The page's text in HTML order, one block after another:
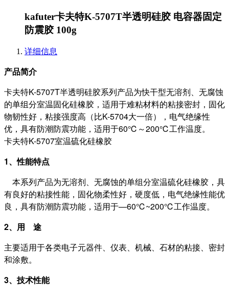
kafuter卡夫特K-5707T半透明硅胶 电容器固定
防震胶 100g
详细信息
产品简介
卡夫特K-5707T半透明硅胶系列产品为快干型无溶剂、无腐蚀
的单组分室温固化硅橡胶，适用于难粘材料的粘接密封，固化
物韧性好，粘接强度高（比K-5704大一倍），电气绝缘性
优，具有防潮防震功能，适用于60℃～200℃工作温度。
卡夫特K-5707室温硫化硅橡胶
1、性能特点
本系列产品为无溶剂、无腐蚀的单组分室温硫化硅橡胶，具
有良好的粘接性能，固化物柔性好，硬度低，电气绝缘性能优
良，具有防潮防震功能，适用于—60℃~200℃工作温度。
2、用 途
主要适用于各类电子元器件、仪表、机械、石材的粘接、密封
和涂敷。
3、技术性能